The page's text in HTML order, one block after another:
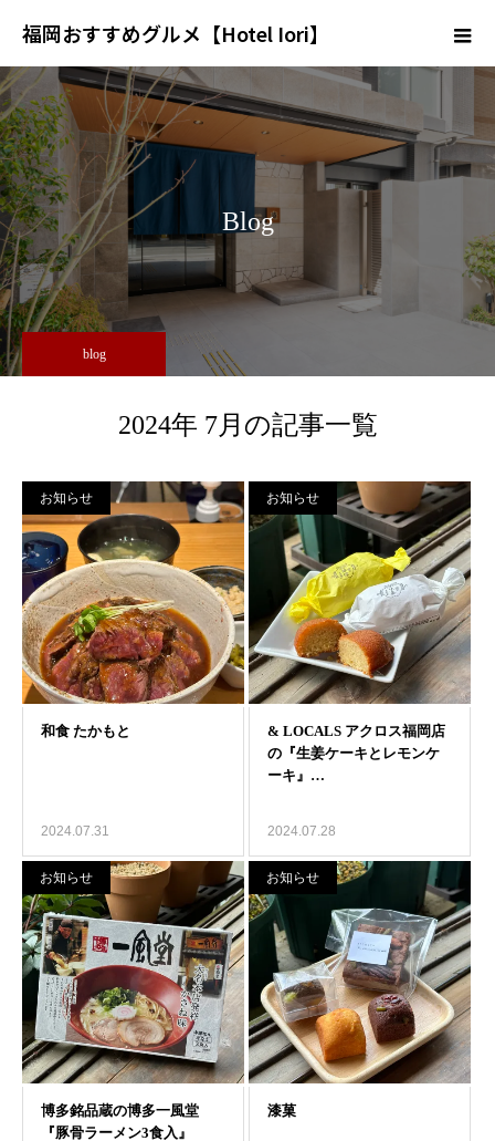
福岡おすすめグルメ【Hotel Iori】
Blog
blog
2024年 7月の記事一覧
お知らせ
2024.07.31
お知らせ
2024.07.28
お知らせ お知らせ